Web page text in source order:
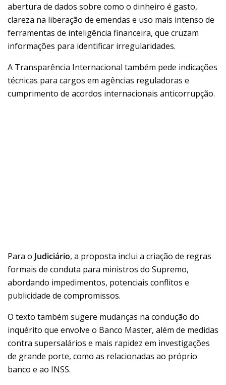
abertura de dados sobre como o dinheiro é gasto,
clareza na liberação de emendas e uso mais intenso de
ferramentas de inteligência financeira, que cruzam
informações para identificar irregularidades.
A Transparência Internacional também pede indicações
técnicas para cargos em agências reguladoras e
cumprimento de acordos internacionais anticorrupção.
Para o Judiciário, a proposta inclui a criação de regras
formais de conduta para ministros do Supremo,
abordando impedimentos, potenciais conflitos e
publicidade de compromissos.
O texto também sugere mudanças na condução do
inquérito que envolve o Banco Master, além de medidas
contra supersalários e mais rapidez em investigações
de grande porte, como as relacionadas ao próprio
banco e ao INSS.